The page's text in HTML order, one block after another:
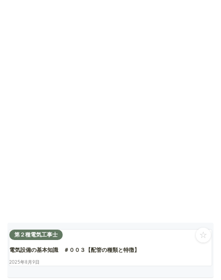
第２種電気工事士
電気設備の基本知識 ＃００３【配管の種類と特徴】
2025年8月9日
☆